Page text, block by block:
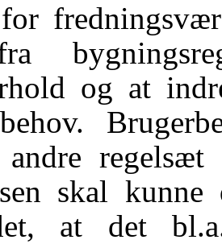
og at
regelsæt
skal kunne
at det